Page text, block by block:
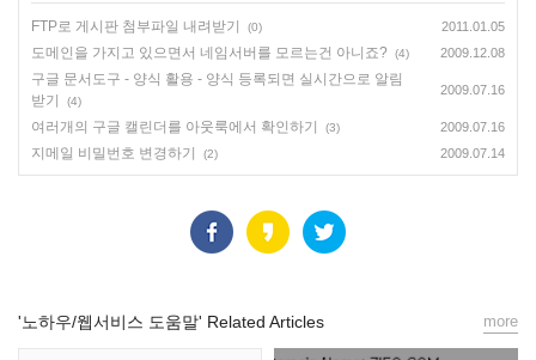
FTP로 게시판 첨부파일 내려받기 (0) 2011.01.05
도메인을 가지고 있으면서 네임서버를 모르는건 아니죠? (4) 2009.12.08
구글 문서도구 - 양식 활용 - 양식 등록되면 실시간으로 알림
받기
(4)
2009.07.16
여러개의 구글 캘린더를 아웃룩에서 확인하기 (3) 2009.07.16
지메일 비밀번호 변경하기 (2) 2009.07.14
'노하우/웹서비스 도움말' Related Articles more